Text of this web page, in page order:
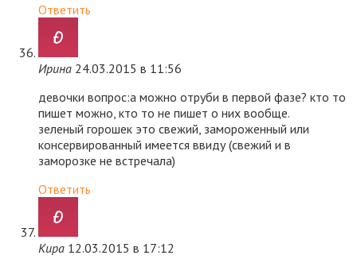
Ответить
Ирина 24.03.2015 в 11:56
девочки вопрос:а можно отруби в первой фазе? кто то
пишет можно, кто то не пишет о них вообще.
зеленый горошек это свежий, замороженный или
консервированный имеется ввиду (свежий и в
заморозке не встречала)
Ответить
Кира 12.03.2015 в 17:12